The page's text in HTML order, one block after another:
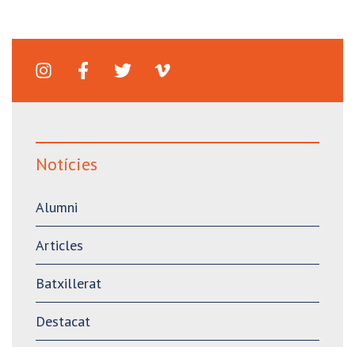
Notícies
Alumni
Articles
Batxillerat
Destacat